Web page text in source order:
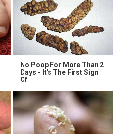
No Poop For More Than 2
Days - It's The First Sign
Of